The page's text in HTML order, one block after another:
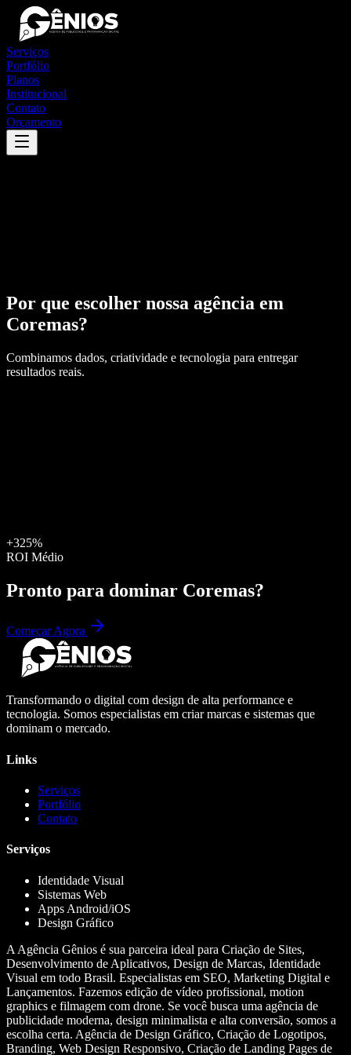
Serviços
Portfólio
Planos
Institucional
Contato
Orçamento
Por que escolher nossa agência em
Coremas?
Combinamos dados, criatividade e tecnologia para entregar
resultados reais.
+325%
ROI Médio
Pronto para dominar Coremas?
Começar Agora
Transformando o digital com design de alta performance e
tecnologia. Somos especialistas em criar marcas e sistemas que
dominam o mercado.
Links
Serviços
Portfólio
Contato
Serviços
Identidade Visual
Sistemas Web
Apps Android/iOS
Design Gráfico
A Agência Gênios é sua parceira ideal para Criação de Sites,
Desenvolvimento de Aplicativos, Design de Marcas, Identidade
Visual em todo Brasil. Especialistas em SEO, Marketing Digital e
Lançamentos. Fazemos edição de vídeo profissional, motion
graphics e filmagem com drone. Se você busca uma agência de
publicidade moderna, design minimalista e alta conversão, somos a
escolha certa. Agência de Design Gráfico, Criação de Logotipos,
Branding, Web Design Responsivo, Criação de Landing Pages de